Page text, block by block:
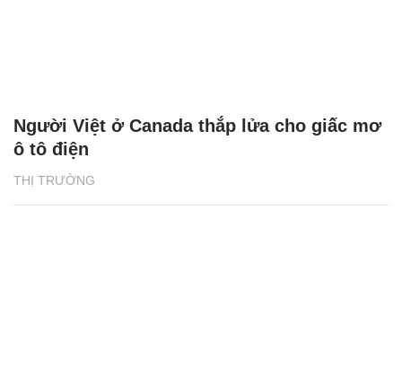
THỊ TRƯỜNG
Người Việt ở Canada thắp lửa cho giấc mơ
ô tô điện